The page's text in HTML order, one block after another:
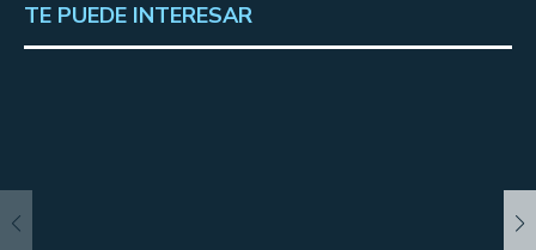
TE PUEDE INTERESAR